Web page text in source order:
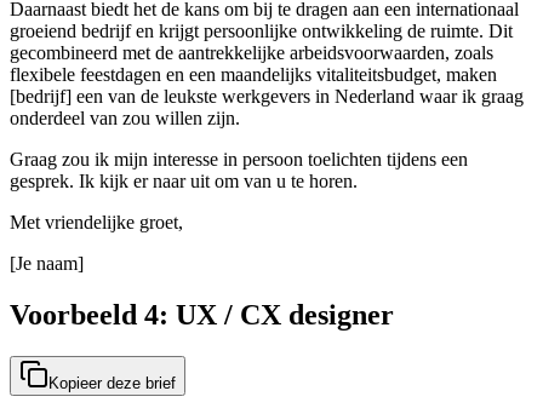
Daarnaast biedt het de kans om bij te dragen aan een internationaal
groeiend bedrijf en krijgt persoonlijke ontwikkeling de ruimte. Dit
gecombineerd met de aantrekkelijke arbeidsvoorwaarden, zoals
flexibele feestdagen en een maandelijks vitaliteitsbudget, maken
[bedrijf] een van de leukste werkgevers in Nederland waar ik graag
onderdeel van zou willen zijn.
Graag zou ik mijn interesse in persoon toelichten tijdens een
gesprek. Ik kijk er naar uit om van u te horen.
Met vriendelijke groet,
[Je naam]
Voorbeeld 4: UX / CX designer
Kopieer deze brief